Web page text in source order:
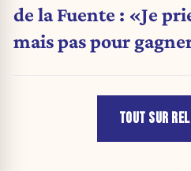
de la Fuente : «Je
mais pas pour
TOUT SUR